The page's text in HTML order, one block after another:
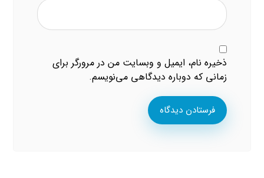
ذخیره نام، ایمیل و وبسایت من در مرورگر برای
زمانی که دوباره دیدگاهی می‌نویسم.
فرستادن دیدگاه